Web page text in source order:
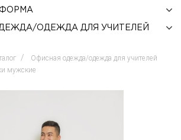
ОДЕЖДА ДЛЯ УЧИТЕЛЕЙ
Офисная одежда/одежда для учителей
мужские